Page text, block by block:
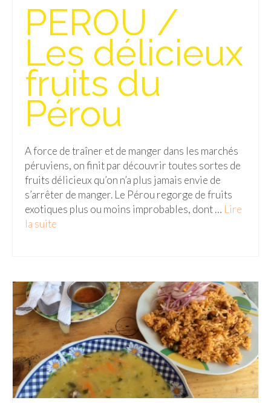
Quy Nhon
EUROPE
France
La Réunion
Paris
Saint-Malo
Savoie
Vendée
Munich
Danemark
Copenhague
Portugal
Lisbonne
PEROU /
Les délicieux
fruits du
Pérou
A force de traîner et de manger dans les marchés
péruviens, on finit par découvrir toutes sortes de
fruits délicieux qu’on n’a plus jamais envie de
s’arrêter de manger. Le Pérou regorge de fruits
exotiques plus ou moins improbables, dont … Lire
la suite­­